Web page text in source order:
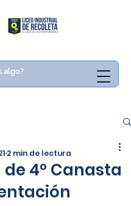
4º Canasta
2 min de lectura